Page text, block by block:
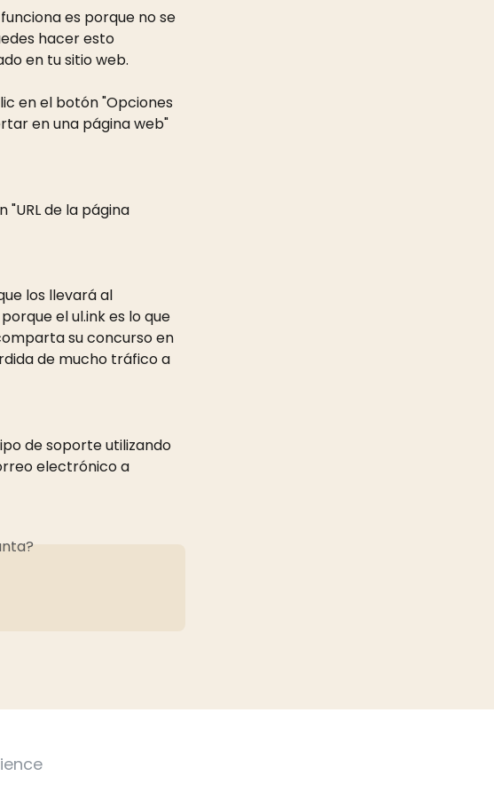
es porque no se
hacer esto
en tu sitio web.
en el botón "Opciones
en una página web"
"URL de la página
los llevará al
el ul.ink es lo que
su concurso en
de mucho tráfico a
de soporte utilizando
electrónico a